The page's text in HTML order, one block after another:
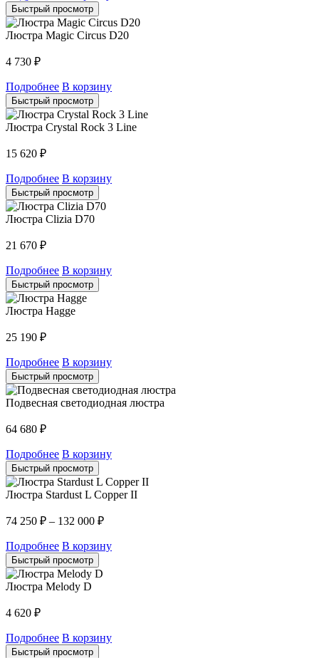
Быстрый просмотр
Люстра Magic Circus D20
4 730 ₽
Подробнее В корзину
Быстрый просмотр
Люстра Crystal Rock 3 Line
15 620 ₽
Подробнее В корзину
Быстрый просмотр
Люстра Clizia D70
21 670 ₽
Подробнее В корзину
Быстрый просмотр
Люстра Hagge
25 190 ₽
Подробнее В корзину
Быстрый просмотр
Подвесная светодиодная люстра
64 680 ₽
Подробнее В корзину
Быстрый просмотр
Люстра Stardust L Copper II
74 250 ₽ – 132 000 ₽
Подробнее В корзину
Быстрый просмотр
Люстра Melody D
4 620 ₽
Подробнее В корзину
Быстрый просмотр